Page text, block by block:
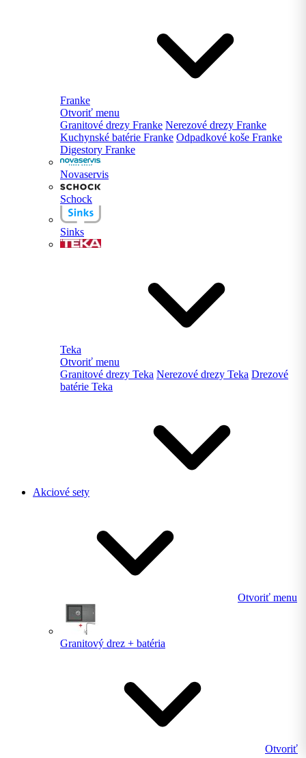
Franke
Otvoriť menu
Granitové drezy Franke Nerezové drezy Franke
Kuchynské batérie Franke Odpadkové koše Franke
Digestory Franke
Novaservis
Schock
Sinks
Teka
Otvoriť menu
Granitové drezy Teka Nerezové drezy Teka Drezové
batérie Teka
Akciové sety
Otvoriť menu
Granitový drez + batéria
Otvoriť